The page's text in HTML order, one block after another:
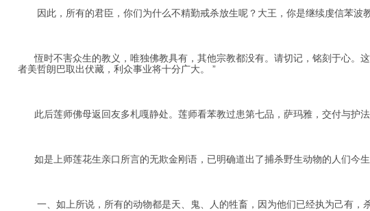
因此，所有的君臣，你们为什么不精勤戒杀放生呢？大王，你是继续虔信苯波
恆时不害众生的教义，唯独佛教具有，其他宗教都没有。请切记，铭刻于心。
者美哲朗巴取出伏藏，利众事业将十分广大。 ”
此后莲师佛母返回友多札嘎静处。莲师看苯教过患第七品，萨玛雅，交付与护法
如是上师莲花生亲口所言的无欺金刚语，已明确道出了捕杀野生动物的人们今
一、如上所说，所有的动物都是天、鬼、人的牲畜，因为他们已经执为己有，